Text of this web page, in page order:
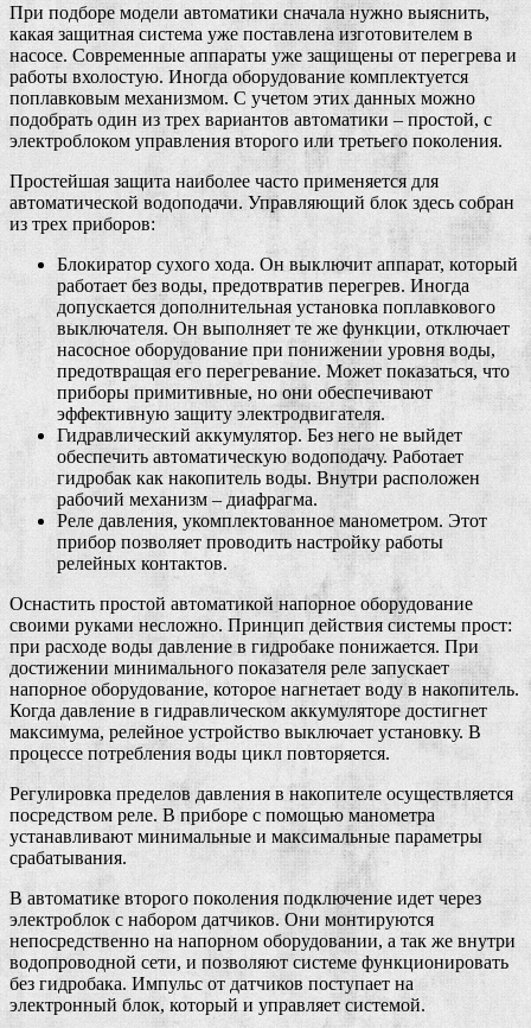
При подборе модели автоматики сначала нужно выяснить,
какая защитная система уже поставлена изготовителем в
насосе. Современные аппараты уже защищены от перегрева и
работы вхолостую. Иногда оборудование комплектуется
поплавковым механизмом. С учетом этих данных можно
подобрать один из трех вариантов автоматики – простой, с
электроблоком управления второго или третьего поколения.
Простейшая защита наиболее часто применяется для
автоматической водоподачи. Управляющий блок здесь собран
из трех приборов:
Блокиратор сухого хода. Он выключит аппарат, который
работает без воды, предотвратив перегрев. Иногда
допускается дополнительная установка поплавкового
выключателя. Он выполняет те же функции, отключает
насосное оборудование при понижении уровня воды,
предотвращая его перегревание. Может показаться, что
приборы примитивные, но они обеспечивают
эффективную защиту электродвигателя.
Гидравлический аккумулятор. Без него не выйдет
обеспечить автоматическую водоподачу. Работает
гидробак как накопитель воды. Внутри расположен
рабочий механизм – диафрагма.
Реле давления, укомплектованное манометром. Этот
прибор позволяет проводить настройку работы
релейных контактов.
Оснастить простой автоматикой напорное оборудование
своими руками несложно. Принцип действия системы прост:
при расходе воды давление в гидробаке понижается. При
достижении минимального показателя реле запускает
напорное оборудование, которое нагнетает воду в накопитель.
Когда давление в гидравлическом аккумуляторе достигнет
максимума, релейное устройство выключает установку. В
процессе потребления воды цикл повторяется.
Регулировка пределов давления в накопителе осуществляется
посредством реле. В приборе с помощью манометра
устанавливают минимальные и максимальные параметры
срабатывания.
В автоматике второго поколения подключение идет через
электроблок с набором датчиков. Они монтируются
непосредственно на напорном оборудовании, а так же внутри
водопроводной сети, и позволяют системе функционировать
без гидробака. Импульс от датчиков поступает на
электронный блок, который и управляет системой.